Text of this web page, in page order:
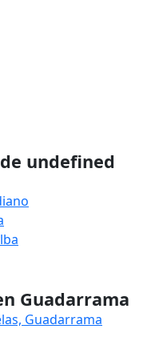
undefined
Guadarrama
Guadarrama